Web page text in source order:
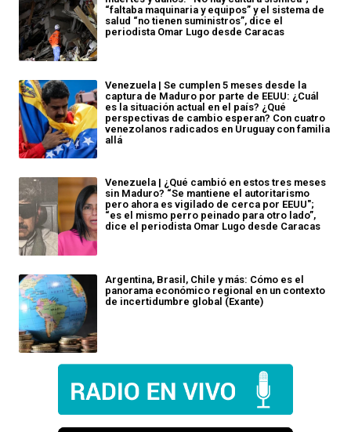
“faltaba maquinaria y equipos” y el sistema de
salud “no tienen suministros”, dice el
periodista Omar Lugo desde Caracas
Venezuela | Se cumplen 5 meses desde la
captura de Maduro por parte de EEUU: ¿Cuál
es la situación actual en el país? ¿Qué
perspectivas de cambio esperan? Con cuatro
venezolanos radicados en Uruguay con familia
allá
Venezuela | ¿Qué cambió en estos tres meses
sin Maduro? “Se mantiene el autoritarismo
pero ahora es vigilado de cerca por EEUU";
“es el mismo perro peinado para otro lado”,
dice el periodista Omar Lugo desde Caracas
Argentina, Brasil, Chile y más: Cómo es el
panorama económico regional en un contexto
de incertidumbre global (Exante)